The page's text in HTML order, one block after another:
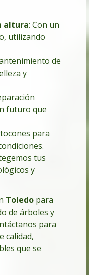
altura: Con un
utilizando
de
y
futuro que
para
tus
y
Toledo para
de árboles y
para
calidad,
que se